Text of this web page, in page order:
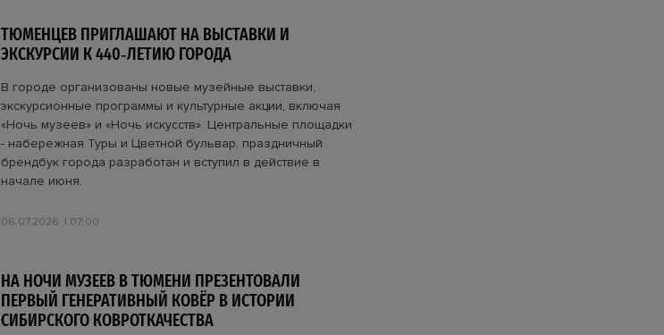
ТЮМЕНЦЕВ ПРИГЛАШАЮТ НА ВЫСТАВКИ И
ЭКСКУРСИИ К 440‑ЛЕТИЮ ГОРОДА
В городе организованы новые музейные выставки,
экскурсионные программы и культурные акции, включая
«Ночь музеев» и «Ночь искусств». Центральные площадки
- набережная Туры и Цветной бульвар, праздничный
брендбук города разработан и вступил в действие в
начале июня.
06.07.2026 07:00
НА НОЧИ МУЗЕЕВ В ТЮМЕНИ ПРЕЗЕНТОВАЛИ
ПЕРВЫЙ ГЕНЕРАТИВНЫЙ КОВЁР В ИСТОРИИ
СИБИРСКОГО КОВРОТКАЧЕСТВА